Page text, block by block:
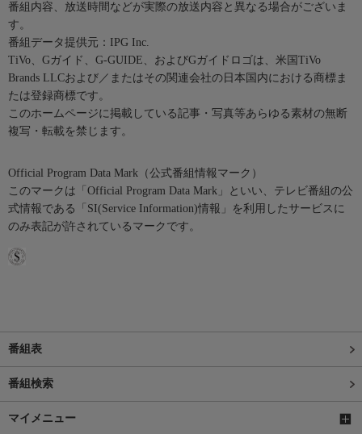
番組内容、放送時間などが実際の放送内容と異なる場合がございま
す。
番組データ提供元：IPG Inc.
TiVo、Gガイド、G-GUIDE、およびGガイドロゴは、米国TiVo
Brands LLCおよび／またはその関連会社の日本国内における商標ま
たは登録商標です。
このホームページに掲載している記事・写真等あらゆる素材の無断
複写・転載を禁じます。
Official Program Data Mark（公式番組情報マーク）
このマークは「Official Program Data Mark」といい、テレビ番組の公
式情報である「SI(Service Information)情報」を利用したサービスに
のみ表記が許されているマークです。
番組表
番組検索
マイメニュー